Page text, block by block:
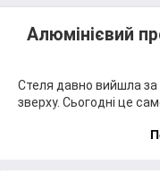
Алюмінієвий
Стеля давно вийшла
зверху. Сьогодні це
технології